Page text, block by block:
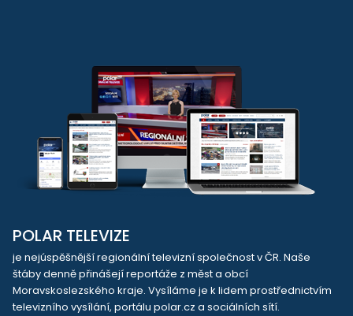
POLAR TELEVIZE
je nejúspěšnější regionální televizní společnost v ČR. Naše
štáby denně přinášejí reportáže z měst a obcí
Moravskoslezského kraje. Vysíláme je k lidem prostřednictvím
televizního vysílání, portálu polar.cz a sociálních sítí.